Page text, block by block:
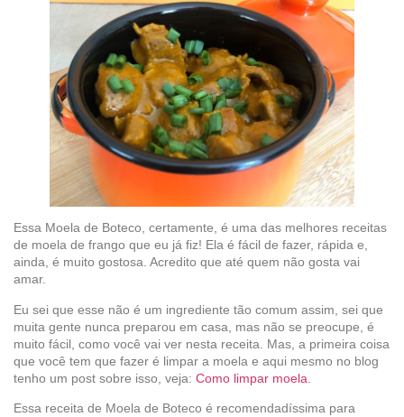
Essa Moela de Boteco, certamente, é uma das melhores receitas
de moela de frango que eu já fiz! Ela é fácil de fazer, rápida e,
ainda, é muito gostosa. Acredito que até quem não gosta vai
amar.
Eu sei que esse não é um ingrediente tão comum assim, sei que
muita gente nunca preparou em casa, mas não se preocupe, é
muito fácil, como você vai ver nesta receita. Mas, a primeira coisa
que você tem que fazer é limpar a moela e aqui mesmo no blog
tenho um post sobre isso, veja: Como limpar moela.
Essa receita de Moela de Boteco é recomendadíssima para